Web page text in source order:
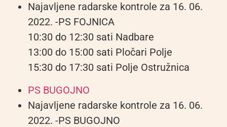
Najavljene radarske kontrole za 16. 06.
2022. -PS FOJNICA
10:30 do 12:30 sati Nadbare
13:00 do 15:00 sati Pločari Polje
15:30 do 17:30 sati Polje Ostružnica
PS BUGOJNO
Najavljene radarske kontrole za 16. 06.
2022. -PS BUGOJNO